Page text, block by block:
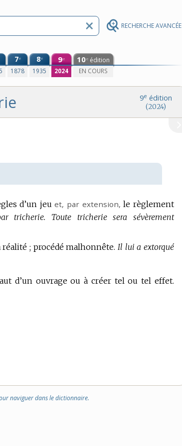
RECHERCHE AVANCÉE
7e
1878
8e
1935
9e
2024
10e édition
EN COURS
9e édition
(2024)
d’un jeuet, par extension, le règlement
tricherie.
Toute tricherie sera sévèrement
; procédé malhonnête. Il lui a extorqué
d’un ouvrage ou à créer tel ou tel effet.
naviguer dans le dictionnaire.